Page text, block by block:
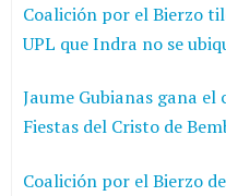
Coalición por el Bierzo
UPL que Indra no se
Jaume Gubianas gana
Fiestas del Cristo de
Coalición por el Bierzo